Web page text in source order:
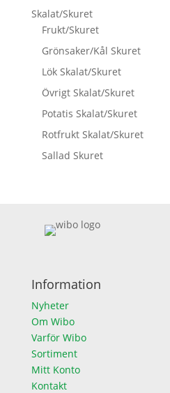
Skalat/Skuret
Frukt/Skuret
Grönsaker/Kål Skuret
Lök Skalat/Skuret
Övrigt Skalat/Skuret
Potatis Skalat/Skuret
Rotfrukt Skalat/Skuret
Sallad Skuret
Information
Nyheter
Om Wibo
Varför Wibo
Sortiment
Mitt Konto
Kontakt